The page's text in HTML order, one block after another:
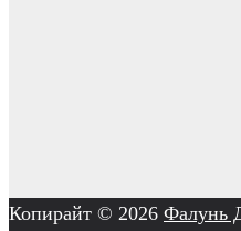
Копирайт © 2026 Фалунь